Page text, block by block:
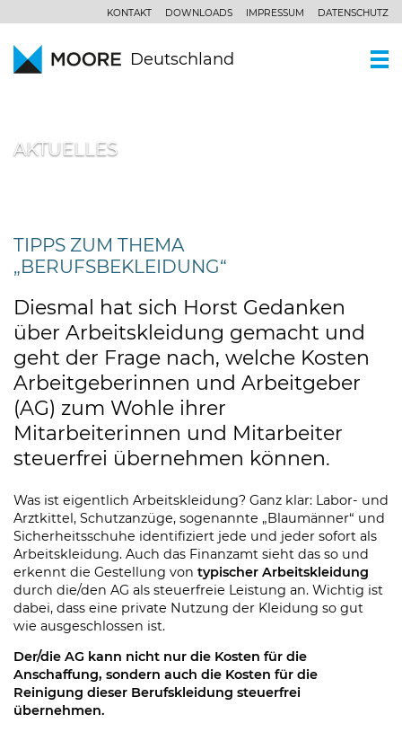
KONTAKT DOWNLOADS IMPRESSUM DATENSCHUTZ
Deutschland
Ein Kurzportrait
WAS KÖNNEN WIR
Unternehmensberatung
Branchen
Spezialkenntnisse
AKTUELLES
KOMPETENZZENTREN
KARRIERE
AKTUELLES
TIPPS ZUM THEMA
„BERUFSBEKLEIDUNG“
Diesmal hat sich Horst Gedanken
über Arbeitskleidung gemacht und
geht der Frage nach, welche Kosten
Arbeitgeberinnen und Arbeitgeber
(AG) zum Wohle ihrer
Mitarbeiterinnen und Mitarbeiter
steuerfrei übernehmen können.
Was ist eigentlich Arbeitskleidung? Ganz klar: Labor- und
Arztkittel, Schutzanzüge, sogenannte „Blaumänner“ und
Sicherheitsschuhe identifiziert jede und jeder sofort als
Arbeitskleidung. Auch das Finanzamt sieht das so und
erkennt die Gestellung von typischer Arbeitskleidung
durch die/den AG als steuerfreie Leistung an. Wichtig ist
dabei, dass eine private Nutzung der Kleidung so gut
wie ausgeschlossen ist.
Der/die AG kann nicht nur die Kosten für die
Anschaffung, sondern auch die Kosten für die
Reinigung dieser Berufskleidung steuerfrei
übernehmen.